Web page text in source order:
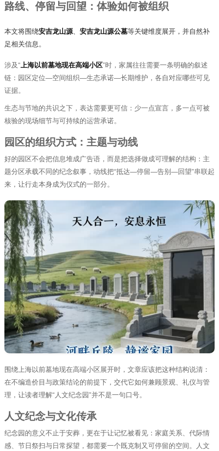
路线、停留与回望：体验如何被组织
本文将围绕安吉龙山源、 安吉龙山源公墓等关键维度展开，并自然补
足相关信息。
涉及“ 上海以前墓地现在高端小区”时，家属往往需要一条明确的叙述
链：园区定位—空间组织—生态承诺—长期维护，各自对应哪些可见
证据。
生态与节地的共识之下，表达需要更可信：少一点宣言，多一点可被
核验的现场细节与可持续的运营承诺。
园区的组织方式：主题与动线
好的园区不会把信息堆成广告语，而是把选择做成可理解的结构：主
题分区承载不同的纪念叙事，动线把“抵达—停留—告别—回望”串联起
来，让行走本身成为仪式的一部分。
围绕上海以前墓地现在高端小区展开时，文章应该把这种结构说清：
在不编造价目与政策结论的前提下，交代它如何兼顾景观、礼仪与管
理，让读者理解“人文纪念园”并不是一句口号。
人文纪念与文化传承
纪念园的意义不止于安葬，更在于让记忆被看见：家庭关系、代际情
感、节日祭扫与日常探望，都需要一个既克制又可停留的空间。人文